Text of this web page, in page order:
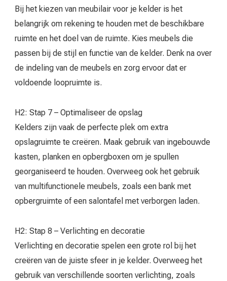
Bij het kiezen van meubilair voor je kelder is het
belangrijk om rekening te houden met de beschikbare
ruimte en het doel van de ruimte. Kies meubels die
passen bij de stijl en functie van de kelder. Denk na over
de indeling van de meubels en zorg ervoor dat er
voldoende loopruimte is.
H2: Stap 7 – Optimaliseer de opslag
Kelders zijn vaak de perfecte plek om extra
opslagruimte te creëren. Maak gebruik van ingebouwde
kasten, planken en opbergboxen om je spullen
georganiseerd te houden. Overweeg ook het gebruik
van multifunctionele meubels, zoals een bank met
opbergruimte of een salontafel met verborgen laden.
H2: Stap 8 – Verlichting en decoratie
Verlichting en decoratie spelen een grote rol bij het
creëren van de juiste sfeer in je kelder. Overweeg het
gebruik van verschillende soorten verlichting, zoals